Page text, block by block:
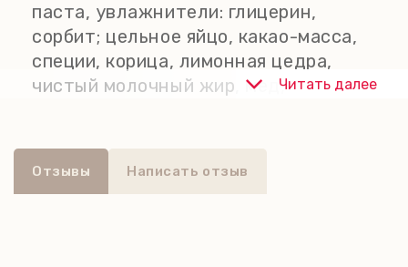
паста, увлажнители: глицерин,
сорбит; цельное яйцо, какао-масса,
специи, корица, лимонная цедра,
чистый молочный жир, мед,
крупа, разрыхлитель: карбонаты
Читать далее
Отзывы Написать отзыв